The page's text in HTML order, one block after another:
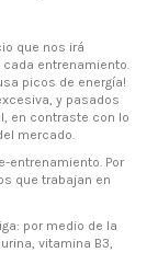
que nos irá
entrenamiento.
picos de energía!
y pasados
en contraste con lo
mercado.
entrenamiento. Por
que trabajan en
por medio de la
vitamina B3,